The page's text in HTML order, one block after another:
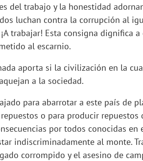
del trabajo y la honestidad
luchan contra la corrupción al
trabajar! Esta consigna dignifica
al escarnio.
aporta si la civilización en la
a la sociedad.
para abarrotar a este país de
o para producir
por todos conocidas
indiscriminadamente al monte.
corrompido y el asesino de